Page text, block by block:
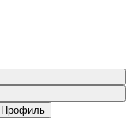
Профиль